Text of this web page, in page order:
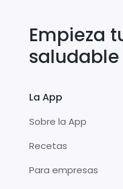
Empieza
La App
Sobre la App
Recetas
Para empresas